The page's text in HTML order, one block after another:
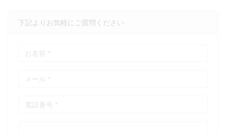
下記よりお気軽にご質問ください